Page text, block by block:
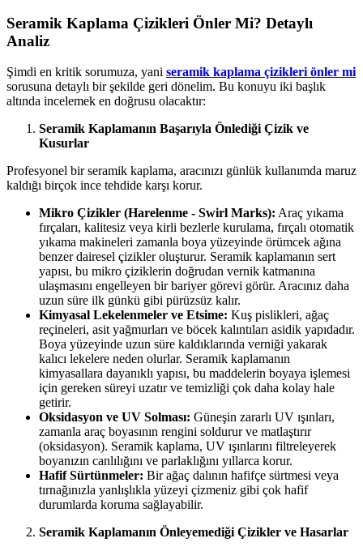
Seramik Kaplama Çizikleri Önler Mi? Detaylı
Analiz
Şimdi en kritik sorumuza, yani seramik kaplama çizikleri önler mi
sorusuna detaylı bir şekilde geri dönelim. Bu konuyu iki başlık
altında incelemek en doğrusu olacaktır:
Seramik Kaplamanın Başarıyla Önlediği Çizik ve
Kusurlar
Profesyonel bir seramik kaplama, aracınızı günlük kullanımda maruz
kaldığı birçok ince tehdide karşı korur.
Mikro Çizikler (Harelenme - Swirl Marks): Araç yıkama
fırçaları, kalitesiz veya kirli bezlerle kurulama, fırçalı otomatik
yıkama makineleri zamanla boya yüzeyinde örümcek ağına
benzer dairesel çizikler oluşturur. Seramik kaplamanın sert
yapısı, bu mikro çiziklerin doğrudan vernik katmanına
ulaşmasını engelleyen bir bariyer görevi görür. Aracınız daha
uzun süre ilk günkü gibi pürüzsüz kalır.
Kimyasal Lekelenmeler ve Etsime: Kuş pislikleri, ağaç
reçineleri, asit yağmurları ve böcek kalıntıları asidik yapıdadır.
Boya yüzeyinde uzun süre kaldıklarında verniği yakarak
kalıcı lekelere neden olurlar. Seramik kaplamanın
kimyasallara dayanıklı yapısı, bu maddelerin boyaya işlemesi
için gereken süreyi uzatır ve temizliği çok daha kolay hale
getirir.
Oksidasyon ve UV Solması: Güneşin zararlı UV ışınları,
zamanla araç boyasının rengini soldurur ve matlaştırır
(oksidasyon). Seramik kaplama, UV ışınlarını filtreleyerek
boyanızın canlılığını ve parlaklığını yıllarca korur.
Hafif Sürtünmeler: Bir ağaç dalının hafifçe sürtmesi veya
tırnağınızla yanlışlıkla yüzeyi çizmeniz gibi çok hafif
durumlarda koruma sağlayabilir.
Seramik Kaplamanın Önleyemediği Çizikler ve Hasarlar